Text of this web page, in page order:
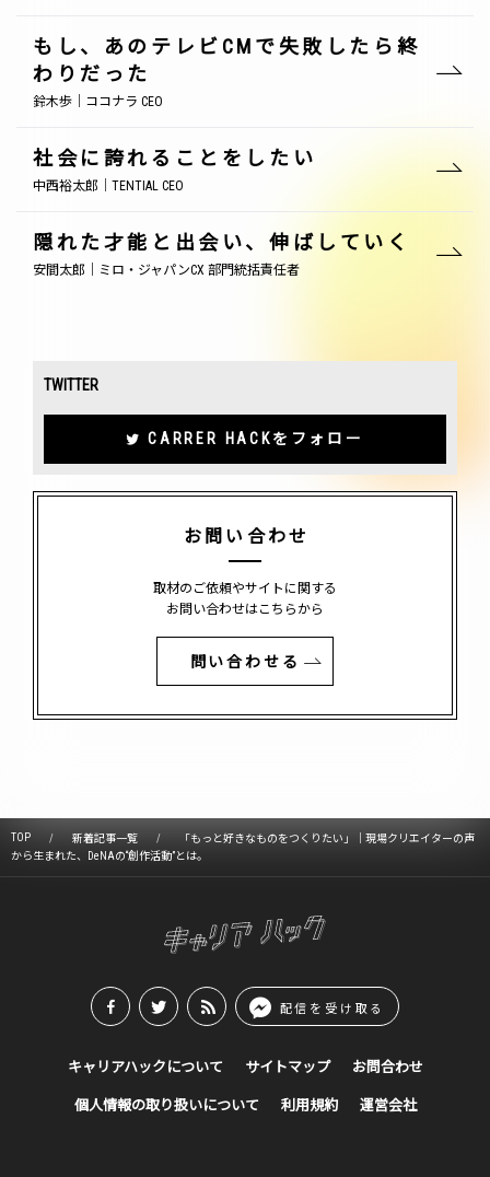
もし、あのテレビCMで失敗したら終
わりだった
鈴木歩｜ココナラ CEO
社会に誇れることをしたい
中西裕太郎｜TENTIAL CEO
隠れた才能と出会い、伸ばしていく
安間太郎｜ミロ・ジャパンCX 部門統括責任者
TWITTER
CARRER HACKをフォロー
お問い合わせ
取材のご依頼やサイトに関する
お問い合わせはこちらから
問い合わせる
TOP 新着記事一覧
「もっと好きなものをつくりたい」｜現場クリエイターの声
から生まれた、DeNAの“創作活動”とは。
配信を受け取る
キャリアハックについて サイトマップ お問合わせ
個人情報の取り扱いについて 利用規約 運営会社